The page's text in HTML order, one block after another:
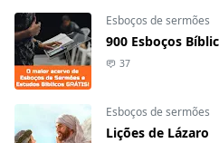
Esboços de sermões
900 Esboços
37
Esboços de sermões
Lições de Lázaro